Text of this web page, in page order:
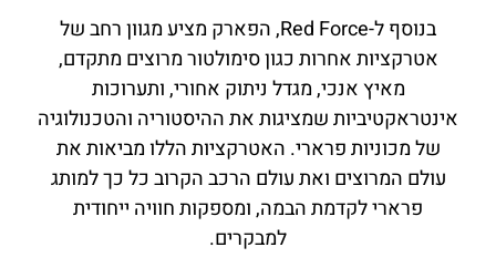
בנוסף ל-Red Force, הפארק מציע מגוון רחב של
אטרקציות אחרות כגון סימולטור מרוצים מתקדם,
מאיץ אנכי, מגדל ניתוק אחורי, ותערוכות
אינטראקטיביות שמציגות את ההיסטוריה והטכנולוגיה
של מכוניות פרארי. האטרקציות הללו מביאות את
עולם המרוצים ואת עולם הרכב הקרוב כל כך למותג
פרארי לקדמת הבמה, ומספקות חוויה ייחודית
למבקרים.